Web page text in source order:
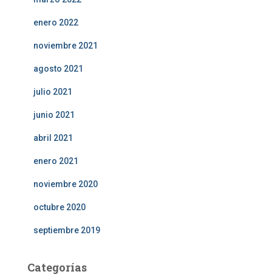
enero 2022
noviembre 2021
agosto 2021
julio 2021
junio 2021
abril 2021
enero 2021
noviembre 2020
octubre 2020
septiembre 2019
Categorías